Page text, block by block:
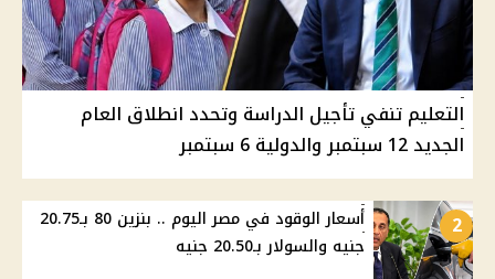
التعليم تنفي تأجيل الدراسة وتحدد انطلاق العام
الجديد 12 سبتمبر والدولية 6 سبتمبر
2
أسعار الوقود في مصر اليوم .. بنزين 80 بـ20.75
جنيه والسولار بـ20.50 جنيه